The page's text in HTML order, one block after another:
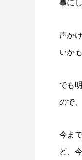
事に
声か
いか
でも
ので
今ま
ど、